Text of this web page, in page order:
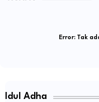
Error:Tak
Idul Adha